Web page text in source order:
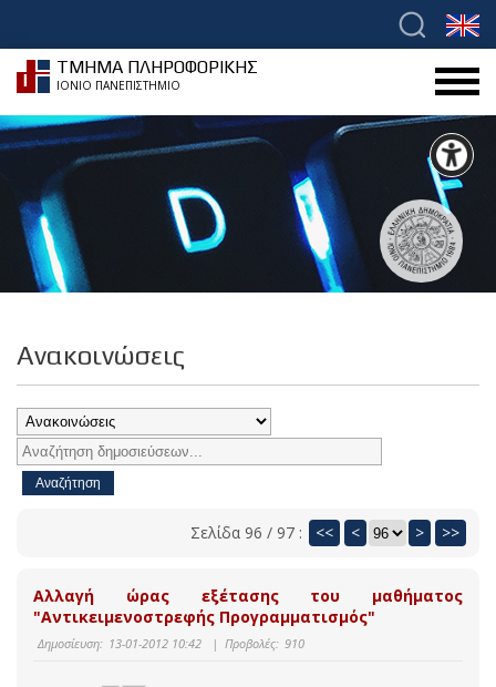
ΤΜΗΜΑ ΠΛΗΡΟΦΟΡΙΚΗΣ
ΙΟΝΙΟ ΠΑΝΕΠΙΣΤΗΜΙΟ
Ανακοινώσεις
Σελίδα 96 / 97 : << < > >>
Αλλαγή ώρας εξέτασης του μαθήματος
"Αντικειμενοστρεφής Προγραμματισμός"
Δημοσίευση: 13-01-2012 10:42 | Προβολές: 910